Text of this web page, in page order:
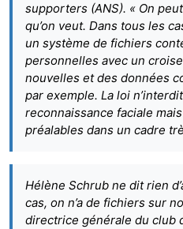
supporters (ANS). « On
qu’on veut. Dans tous les
un système de fichiers
personnelles avec un
nouvelles et des données
par exemple. La loi
reconnaissance faciale
préalables dans un cadre
Hélène Schrub ne dit rien
cas, on n’a de fichiers sur
directrice générale du club